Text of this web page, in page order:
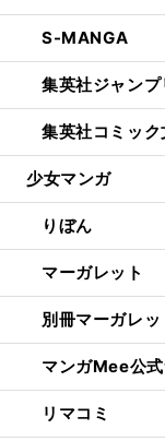
S-MANGA
集英社ジャン
集英社コミック
少女マンガ
りぼん
マーガレット
別冊マーガレッ
マンガMee公式
リマコミ